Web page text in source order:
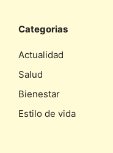
Categorias
Actualidad
Salud
Bienestar
Estilo de vida